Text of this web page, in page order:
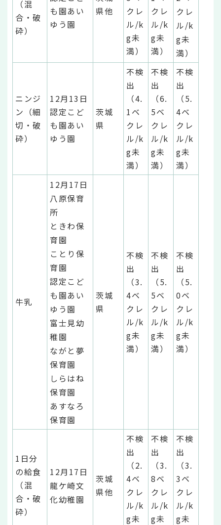
（混
合・破
砕）
も園あい
ゆう園
県他
クレ
ル/k
g未
満）
クレ
ル/k
g未
満）
クレ
ル/k
g未
満）
ニンジ
ン（細
切・破
砕）
12月13日
認定こど
も園あい
ゆう園
茨城
県
不検
出
（4.
1ベ
クレ
ル/k
g未
満）
不検
出
（6.
5ベ
クレ
ル/k
g未
満）
不検
出
（5.
4ベ
クレ
ル/k
g未
満）
牛乳
12月17日
八原保育
所
ときわ保
育園
ことり保
育園
認定こど
も園あい
ゆう園
富士見幼
稚園
ながと夢
保育園
しらはね
保育園
あすなろ
保育園
茨城
県
不検
出
（3.
4ベ
クレ
ル/k
g未
満）
不検
出
（5.
5ベ
クレ
ル/k
g未
満）
不検
出
（5.
0ベ
クレ
ル/k
g未
満）
1日分
の給食
（混
合・破
砕）
12月17日
龍ケ崎文
化幼稚園
茨城
県他
不検
出
（2.
4ベ
クレ
ル/k
g未
不検
出
（3.
8ベ
クレ
ル/k
g未
不検
出
（3.
3ベ
クレ
ル/k
g未